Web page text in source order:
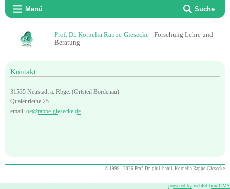
Menü Suche
Prof. Dr. Kornelia Rappe-Giesecke - Forschung Lehre und
Beratung
Kontakt
31535 Neustadt a. Rbge. (Ortsteil Bordenau)
Qualenriethe 25
email: oe@rappe-giesecke.de
© 1999 - 2026 Prof. Dr. phil. habil. Kornelia Rappe-Giesecke
powered by webEdition CMS